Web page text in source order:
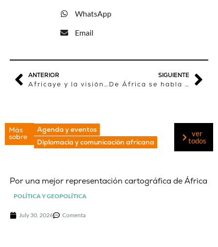
WhatsApp
Email
ANTERIOR
Africaye y la visión de África en los medios españoles
SIGUIENTE
De África se habla muy poco en los medios. En general.
Más
sobre
Agenda y eventos
Diplomacia y comunicación africana
ver
todos
Por una mejor representación cartográfica de África
POLÍTICA Y GEOPOLÍTICA
July 30, 2026 Comenta